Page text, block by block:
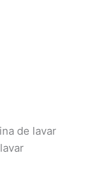
de lavar